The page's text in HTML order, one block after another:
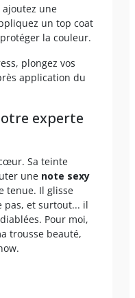
ajoutez une
un top coat
la couleur.
plongez vos
application du
experte
Sa teinte
une note sexy
tenue. Il glisse
pas, et surtout... il
Pour moi,
trousse beauté,